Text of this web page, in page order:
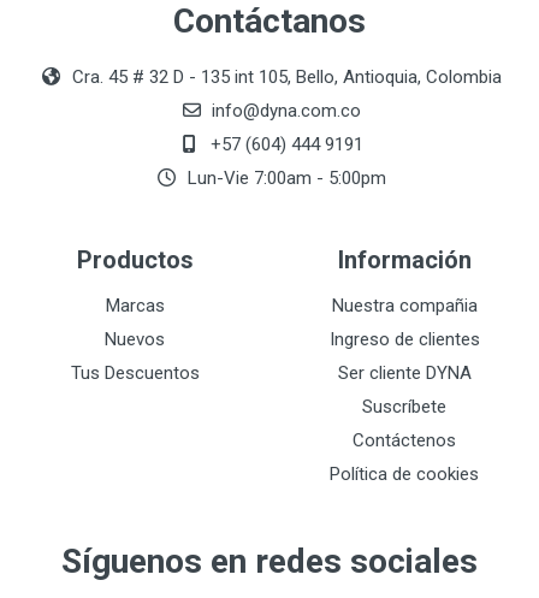
Contáctanos
Cra. 45 # 32 D - 135 int 105, Bello, Antioquia, Colombia
info@dyna.com.co
+57 (604) 444 9191
Lun-Vie 7:00am - 5:00pm
Productos
Marcas
Nuevos
Tus Descuentos
Información
Nuestra compañia
Ingreso de clientes
Ser cliente DYNA
Suscríbete
Contáctenos
Política de cookies
Síguenos en redes sociales